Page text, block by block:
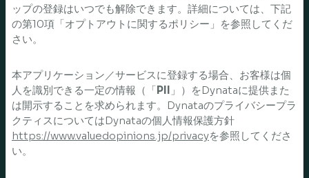
ップの登録はいつでも解除できます。詳細については、下記
の第10項「オプトアウトに関するポリシー」を参照してくだ
さい。
本アプリケーション／サービスに登録する場合、お客様は個
人を識別できる一定の情報（「PII 」）をDynataに提供また
は開示することを求められます。Dynataのプライバシープラ
クティスについてはDynataの個人情報保護方針
https://www.valuedopinions.jp/privacyを参照してくださ
い。